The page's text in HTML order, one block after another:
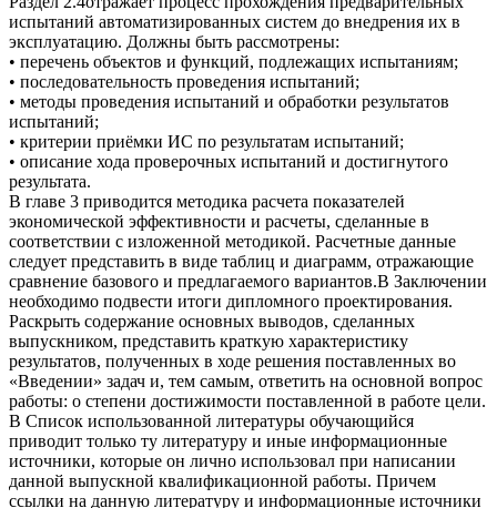
испытаний автоматизированных систем до внедрения их в
эксплуатацию. Должны быть рассмотрены:
• перечень объектов и функций, подлежащих испытаниям;
• последовательность проведения испытаний;
• методы проведения испытаний и обработки результатов
испытаний;
• критерии приёмки ИС по результатам испытаний;
• описание хода проверочных испытаний и достигнутого
результата.
В главе 3 приводится методика расчета показателей
экономической эффективности и расчеты, сделанные в
соответствии с изложенной методикой. Расчетные данные
следует представить в виде таблиц и диаграмм, отражающие
сравнение базового и предлагаемого вариантов.В Заключении
необходимо подвести итоги дипломного проектирования.
Раскрыть содержание основных выводов, сделанных
выпускником, представить краткую характеристику
результатов, полученных в ходе решения поставленных во
«Введении» задач и, тем самым, ответить на основной вопрос
работы: о степени достижимости поставленной в работе цели.
В Список использованной литературы обучающийся
приводит только ту литературу и иные информационные
источники, которые он лично использовал при написании
данной выпускной квалификационной работы. Причем
ссылки на данную литературу и информационные источники